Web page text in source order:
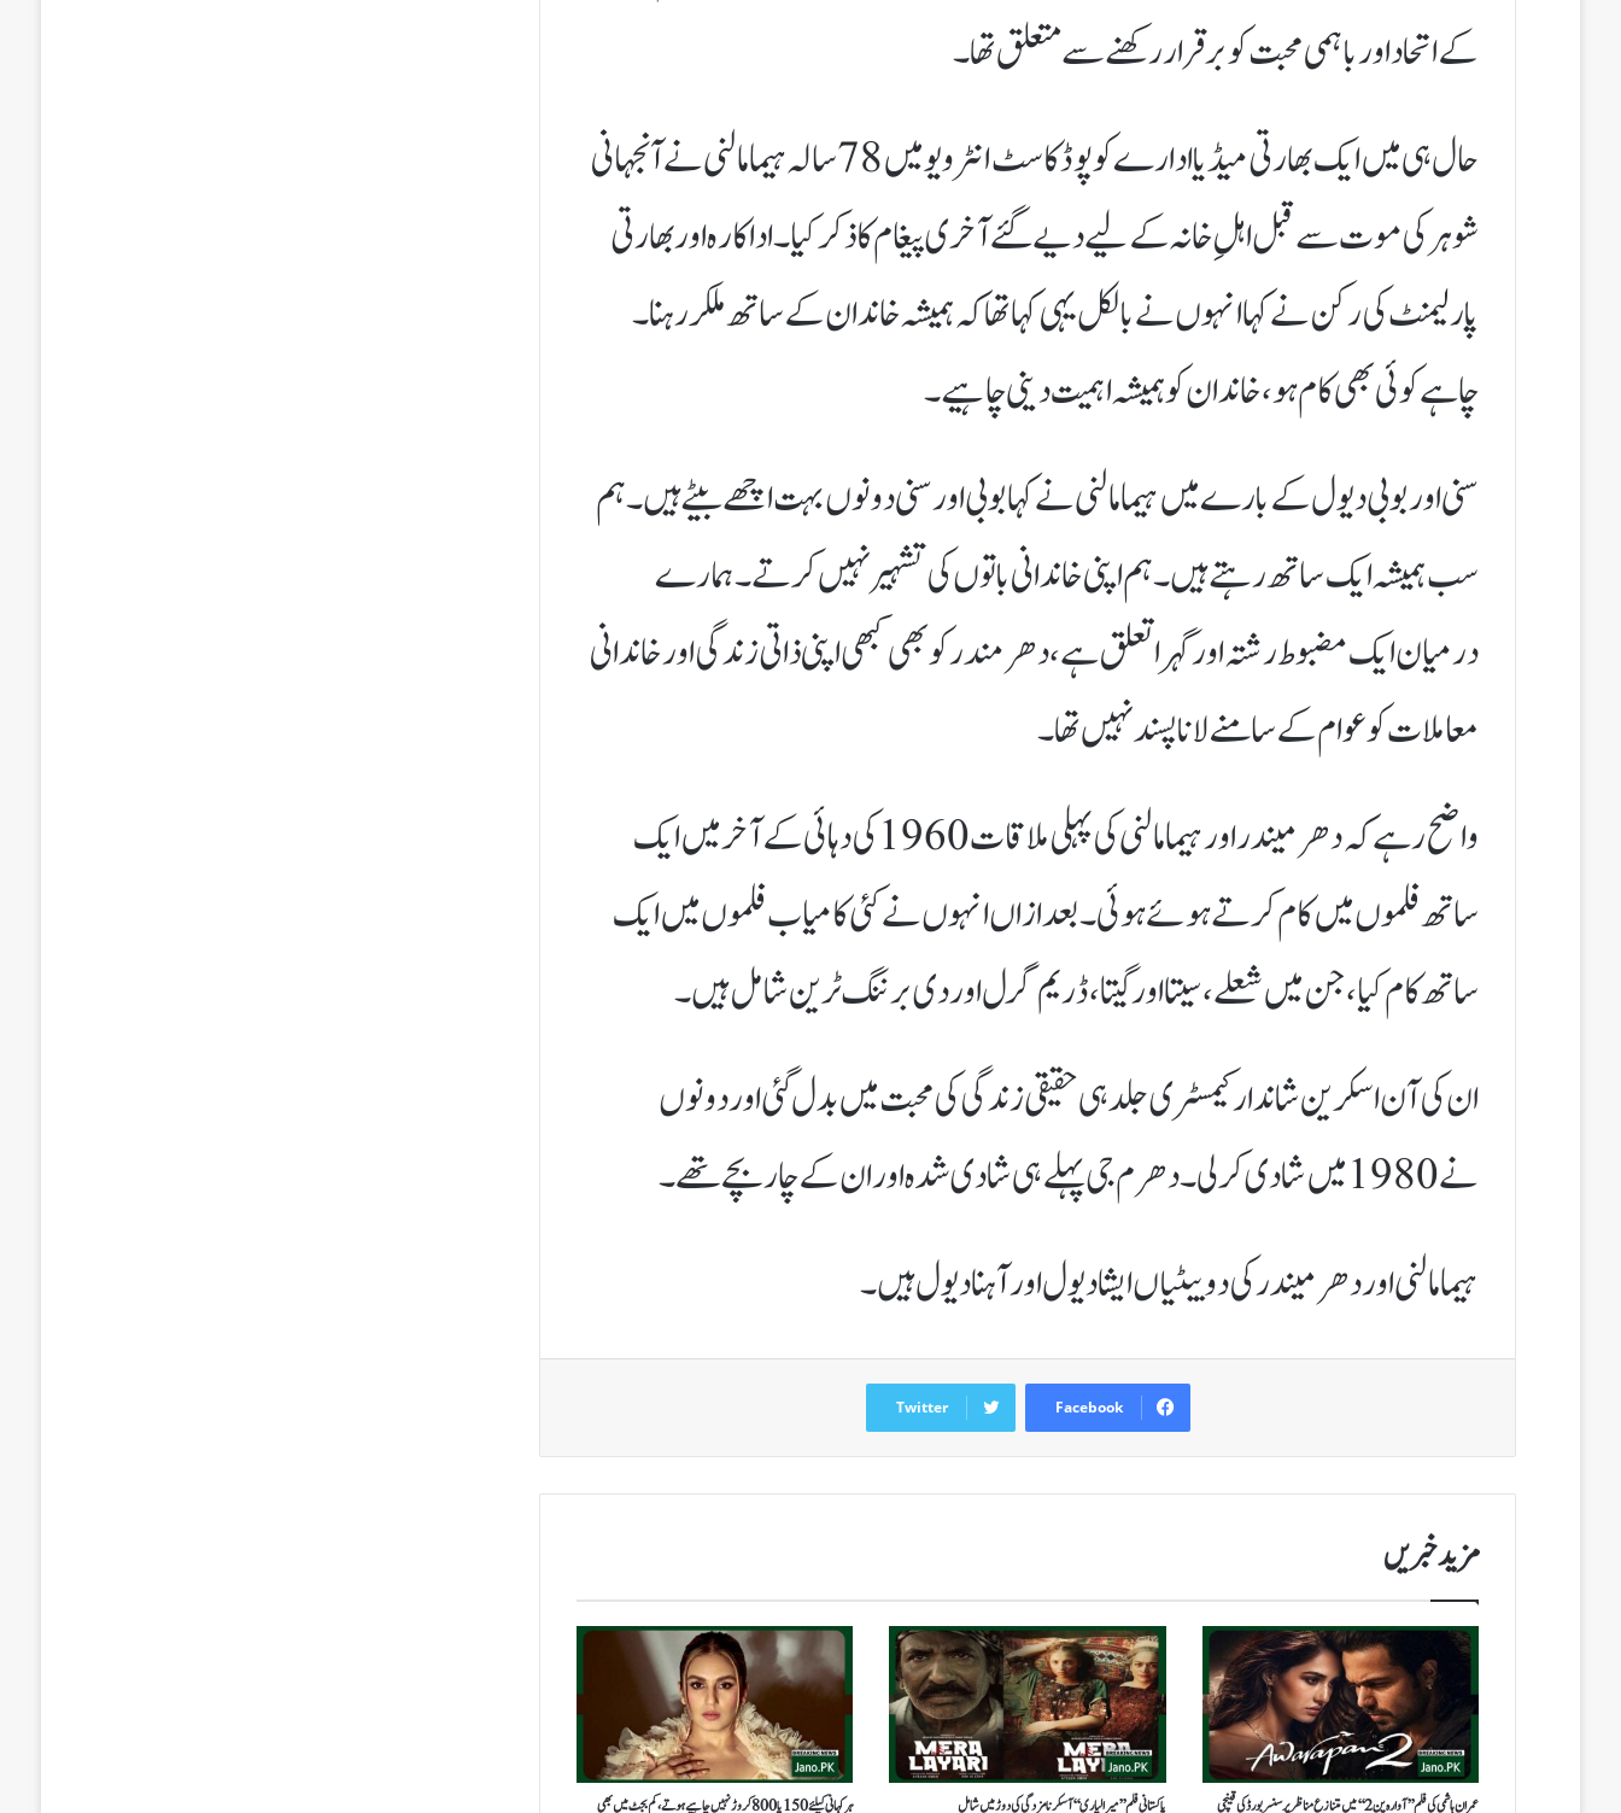
کے اتحاد اور باہمی محبت کو برقرار رکھنے سے متعلق تھا۔
حال ہی میں ایک بھارتی میڈیا ادارےکو پوڈکاسٹ انٹرویو میں 78 سالہ ہیما مالنی نے آنجہانی
شوہر کی موت سے قبل اہلِ خانہ کے لیے دیے گئے آخری پیغام کا ذکر کیا۔ اداکارہ اور بھارتی
پارلیمنٹ کی رکن نے کہا انہوں نے بالکل یہی کہا تھا کہ ہمیشہ خاندان کے ساتھ ملکر رہنا۔
چاہے کوئی بھی کام ہو، خاندان کو ہمیشہ اہمیت دینی چاہیے۔
سنی اور بوبی دیول کے بارے میں ہیما مالنی نے کہا بوبی اور سنی دونوں بہت اچھے بیٹے ہیں۔ ہم
سب ہمیشہ ایک ساتھ رہتے ہیں۔ ہم اپنی خاندانی باتوں کی تشہیر نہیں کرتے۔ ہمارے
درمیان ایک مضبوط رشتہ اور گہرا تعلق ہے، دھرمندر کو بھی کبھی اپنی ذاتی زندگی اور خاندانی
معاملات کو عوام کے سامنے لانا پسند نہیں تھا۔
واضح رہے کہ دھرمیندر اور ہیما مالنی کی پہلی ملاقات 1960 کی دہائی کے آخر میں ایک
ساتھ فلموں میں کام کرتے ہوئے ہوئی۔ بعد ازاں انہوں نے کئی کامیاب فلموں میں ایک
ساتھ کام کیا، جن میں شعلے، سیتا اور گیتا، ڈریم گرل اور دی برننگ ٹرین شامل ہیں۔
ان کی آن اسکرین شاندار کیمسٹری جلد ہی حقیقی زندگی کی محبت میں بدل گئی اور دونوں
نے 1980 میں شادی کر لی۔ دھرم جی پہلے ہی شادی شدہ اور ان کے چار بچے تھے۔
ہیما مالنی اور دھرمیندر کی دو بیٹیاں ایشا دیول اور آہنا دیول ہیں۔
Facebook
Twitter
مزید خبریں
عمران ہاشمی کی فلم’’آوارہ پن 2‘‘میں متنازع مناظر پر سنسر بورڈ کی قینچی پاکستانی فلم ’’میرا لیاری‘‘ آسکر نامزدگی کی دوڑ میں شامل ہر کہانی کیلئے 150 یا 800 کروڑ نہیں چاہیے ہوتے، کم بجٹ میں بھی